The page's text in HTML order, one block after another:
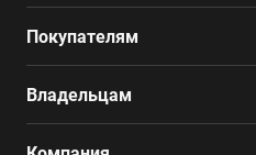
Покупателям
Владельцам